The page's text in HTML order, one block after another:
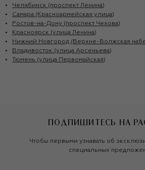
Челябинск (проспект Ленина)
Самара (Красноармейская улица)
Ростов-на-Дону (проспект Чехова)
Красноярск (улица Ленина)
Нижний Новгород (Верхне-Волжская
Владивосток (улица Арсеньева)
Тюмень (улица Первомайская)
ПОДПИШИТЕСЬ НА
Чтобы первыми узнавать об
специальных